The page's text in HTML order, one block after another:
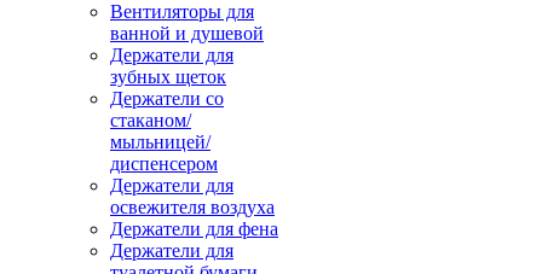
Вентиляторы для
ванной и душевой
Держатели для
зубных щеток
Держатели со
стаканом/
мыльницей/
диспенсером
Держатели для
освежителя воздуха
Держатели для фена
Держатели для